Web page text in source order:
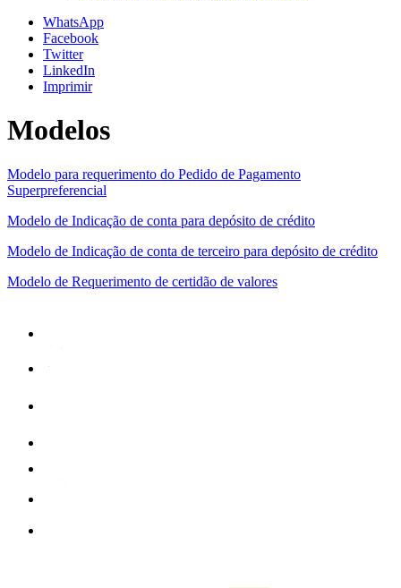
WhatsApp
Facebook
Twitter
LinkedIn
Imprimir
Modelos
Modelo para requerimento do Pedido de Pagamento
Superpreferencial
Modelo de Indicação de conta para depósito de crédito
Modelo de Indicação de conta de terceiro para depósito de crédito
Modelo de Requerimento de certidão de valores